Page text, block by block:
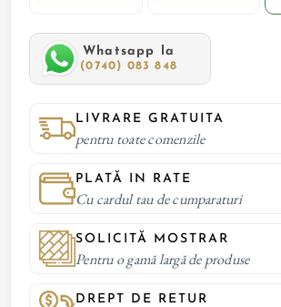
Whatsapp la
(0740) 083 848
LIVRARE GRATUITA
pentru toate comenzile
PLATĂ IN RATE
Cu cardul tau de cumparaturi
SOLICITĂ MOSTRAR
Pentru o gamă largă de produse
DREPT DE RETUR